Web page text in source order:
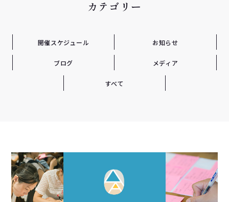
カテゴリー
開催スケジュール お知らせ
ブログ メディア
すべて